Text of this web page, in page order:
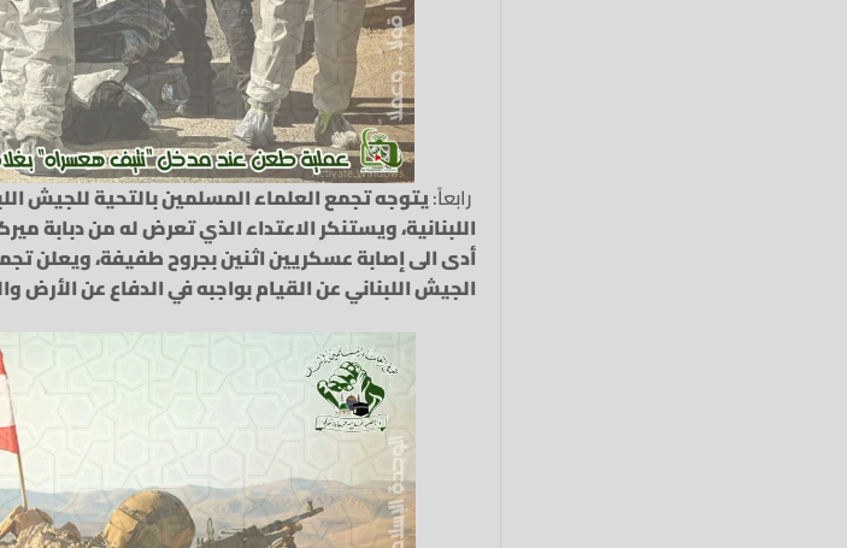
رابعاً:يتوجه تجمع العلماء المسلمين بالتحية للجيش
اللبنانية، ويستنكر الاعتداء الذي تعرض له من دبابة
أدى الى إصابة عسكريين اثنين بجروح طفيفة، ويعلن
الجيش اللبناني عن القيام بواجبه في الدفاع عن